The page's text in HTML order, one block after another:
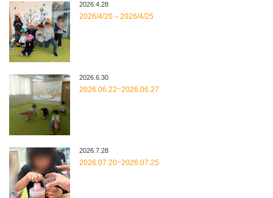
2026.4.28
2026/4/20～2026/4/25
2026.6.30
2026.06.22~2026.06.27
2026.7.28
2026.07.20~2026.07.25